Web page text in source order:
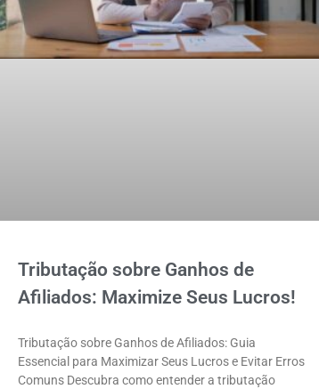
Tributação sobre Ganhos de
Afiliados: Maximize Seus Lucros!
Tributação sobre Ganhos de Afiliados: Guia
Essencial para Maximizar Seus Lucros e Evitar Erros
Comuns Descubra como entender a tributação